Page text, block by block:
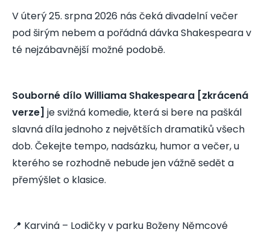
V úterý 25. srpna 2026 nás čeká divadelní večer
pod širým nebem a pořádná dávka Shakespeara v
té nejzábavnější možné podobě.
Soubor­né dílo Williama Shakespeara [zkrácená
verze] je svižná komedie, která si bere na paškál
slavná díla jednoho z největších dramatiků všech
dob. Čekejte tempo, nadsázku, humor a večer, u
kterého se rozhodně nebude jen vážně sedět a
přemýšlet o klasice.
📍 Karviná – Lodičky v parku Boženy Němcové